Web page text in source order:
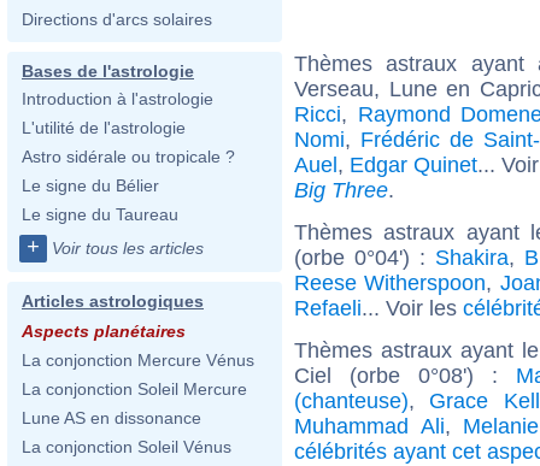
Directions d'arcs solaires
Bases de l'astrologie
Introduction à l'astrologie
L'utilité de l'astrologie
Astro sidérale ou tropicale ?
Le signe du Bélier
Le signe du Taureau
+ Voir tous les articles
Articles astrologiques
Aspects planétaires
La conjonction Mercure Vénus
La conjonction Soleil Mercure
Lune AS en dissonance
La conjonction Soleil Vénus
Thèmes astraux
Verseau, Lune en
Ricci, Raymond
Nomi, Frédéric de
Auel, Edgar Quinet...
Big Three.
Thèmes astraux ayant
(orbe 0°04') : Shakira,
Reese Witherspoon,
Refaeli... Voir les
Thèmes astraux ayant
Ciel (orbe 0°08') :
(chanteuse), Grace
Muhammad Ali,
célébrités ayant cet